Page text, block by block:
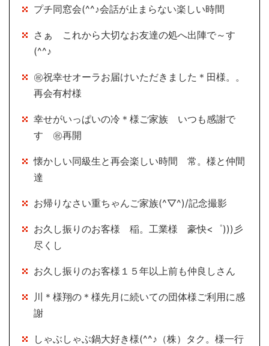
プチ同窓会(^^♪会話が止まらない楽しい時間
さぁ これから大切なお友達の処へ出陣で～す
(^^♪
㊗祝幸せオーラお届けいただきました＊田様。。
再会有村様
幸せがいっぱいの冷＊様ご家族 いつも感謝で
す ㊗再開
懐かしい同級生と再会楽しい時間 常。様と仲間
達
お帰りなさい重ちゃんご家族(^▽^)/記念撮影
お久し振りのお客様 稲。工業様 豪快<゜)))彡
尽くし
お久し振りのお客様１５年以上前も仲良しさん
川＊様翔の＊様先月に続いての団体様ご利用に感
謝
しゃぶしゃぶ鍋大好き様(^^♪（株）タク。様一行